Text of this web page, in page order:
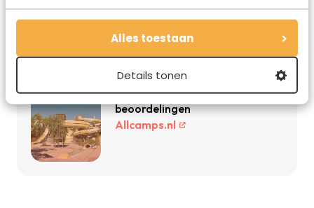
Alles toestaan
Details tonen
reis
Booking.com
Topcampings met hoge
beoordelingen
Allcamps.nl